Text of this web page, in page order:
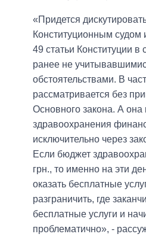
«Придется
Конституционным судом
49 статьи Конституции в
ранее не
обстоятельствами. В
рассматривается без
Основного закона. А она
здравоохранения
исключительно через
Если бюджет
грн., то именно на эти
оказать бесплатные
разграничить, где
бесплатные услуги и
проблематично», -